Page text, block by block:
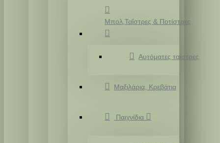
Μπολ,Ταΐστρες & Ποτίστρες
Αυτόματες ταίστρες
Μαξιλάρια, Κρεβάτια
Παιχνίδια